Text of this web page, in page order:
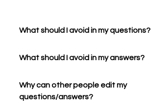
What should I avoid in my questions?
What should I avoid in my answers?
Why can other people edit my
questions/answers?